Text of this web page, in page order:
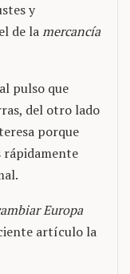
y
de lamercancía
pulso que
del otro lado
porque
rápidamente
Europa
artículo la